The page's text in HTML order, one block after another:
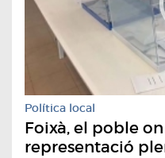
Política local
Foixà, el poble
representació